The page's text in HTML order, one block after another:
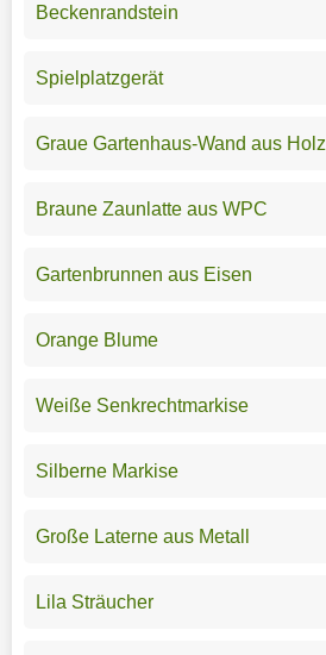
Beckenrandstein
Spielplatzgerät
Graue Gartenhaus-Wand aus Holz
Braune Zaunlatte aus WPC
Gartenbrunnen aus Eisen
Orange Blume
Weiße Senkrechtmarkise
Silberne Markise
Große Laterne aus Metall
Lila Sträucher